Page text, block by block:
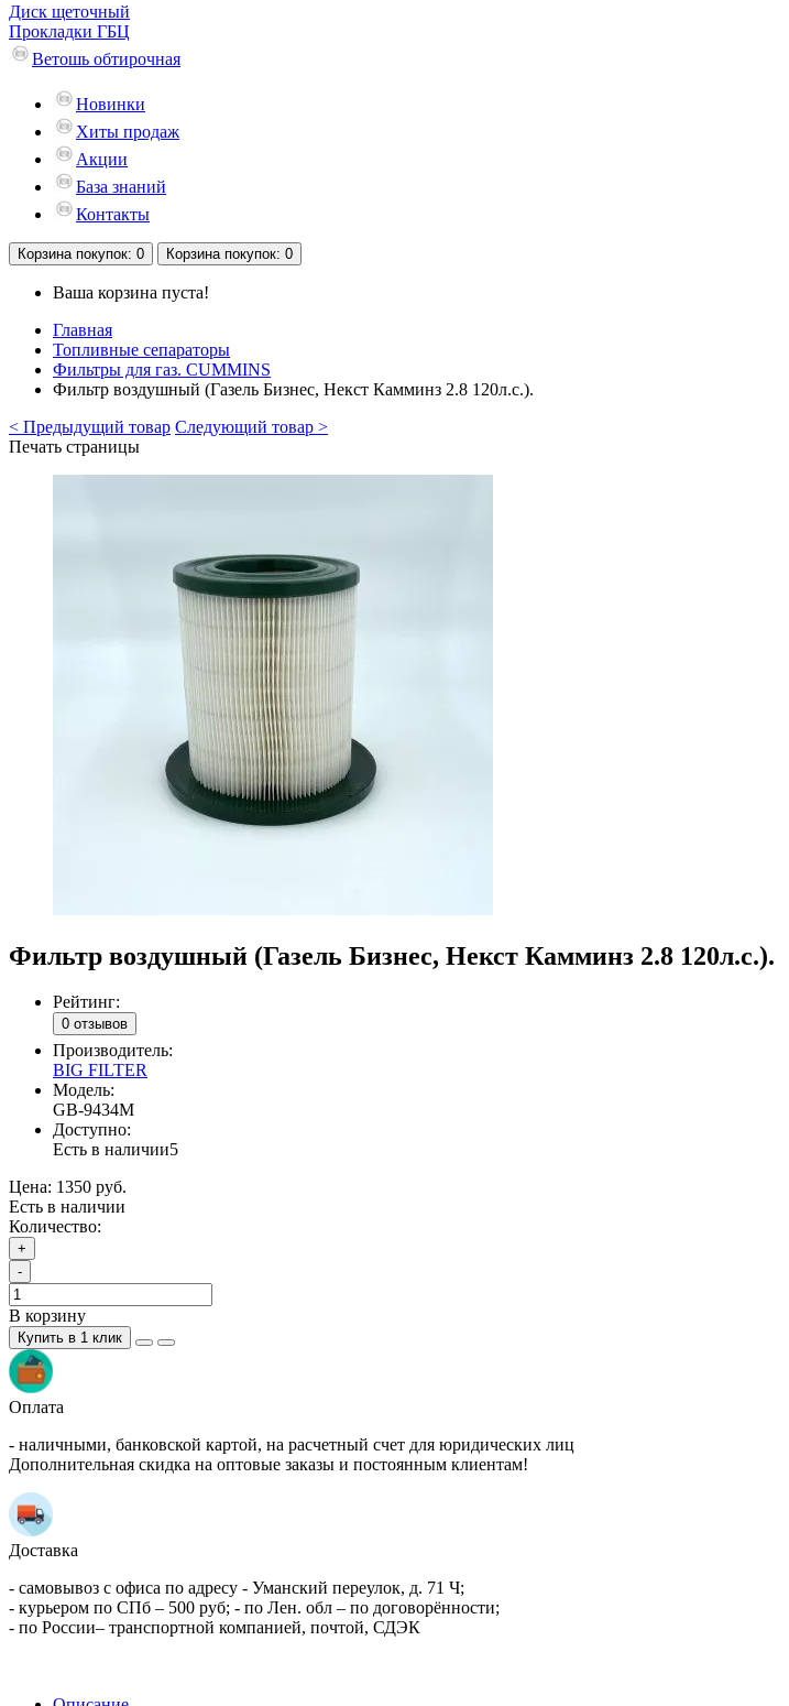
Диск щеточный
Прокладки ГБЦ
Ветошь обтирочная
Новинки
Хиты продаж
Акции
База знаний
Контакты
Корзина покупок: 0 Корзина покупок: 0
Ваша корзина пуста!
Главная
Топливные сепараторы
Фильтры для газ. CUMMINS
Фильтр воздушный (Газель Бизнес, Некст Камминз 2.8 120л.с.).
< Предыдущий товар Следующий товар >
Печать страницы
Фильтр воздушный (Газель Бизнес, Некст Камминз 2.8 120л.с.).
Рейтинг:
0 отзывов
Производитель:
BIG FILTER
Модель:
GB-9434M
Доступно:
Есть в наличии5
Цена: 1350 руб.
Есть в наличии
Количество:
+
-
В корзину
Купить в 1 клик
Оплата
- наличными, банковской картой, на расчетный счет для юридических лиц
Дополнительная скидка на оптовые заказы и постоянным клиентам!
Доставка
- самовывоз с офиса по адресу - Уманский переулок, д. 71 Ч;
- курьером по СПб – 500 руб; - по Лен. обл – по договорённости;
- по России– транспортной компанией, почтой, СДЭК